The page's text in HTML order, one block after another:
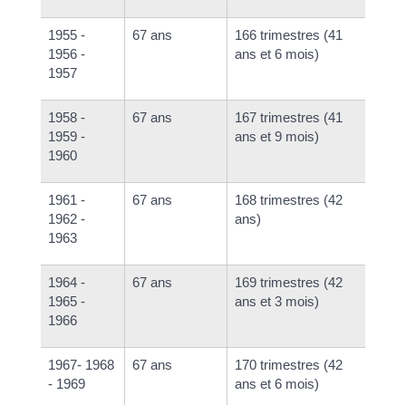
1955 -
1956 -
1957
67 ans
166 trimestres (41
ans et 6 mois)
1958 -
1959 -
1960
67 ans
167 trimestres (41
ans et 9 mois)
1961 -
1962 -
1963
67 ans
168 trimestres (42
ans)
1964 -
1965 -
1966
67 ans
169 trimestres (42
ans et 3 mois)
1967- 1968
- 1969
67 ans
170 trimestres (42
ans et 6 mois)